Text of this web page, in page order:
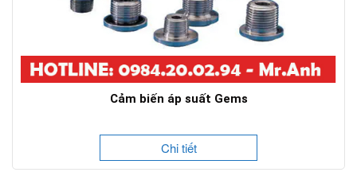
Cảm biến áp suất Gems
Chi tiết